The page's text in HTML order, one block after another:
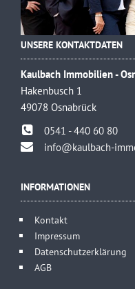
UNSERE KONTAKTDATEN
Kaulbach Immobilien -
Hakenbusch 1
49078 Osnabrück
0541 - 440 60 80
info@kaulbach-
INFORMATIONEN
Kontakt
Impressum
Datenschutzerklärung
AGB